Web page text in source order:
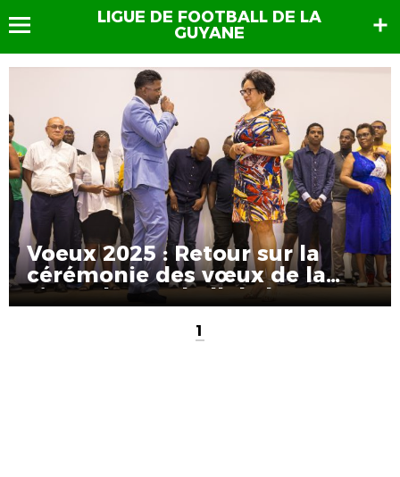
LIGUE DE FOOTBALL DE LA
GUYANE
Voeux 2025 : Retour sur la
cérémonie des vœux de la
Ligue de Football de la
1